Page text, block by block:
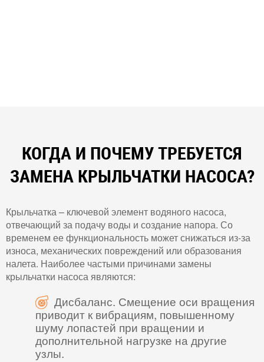
КОГДА И ПОЧЕМУ ТРЕБУЕТСЯ
ЗАМЕНА КРЫЛЬЧАТКИ НАСОСА?
Крыльчатка – ключевой элемент водяного насоса,
отвечающий за подачу воды и создание напора. Со
временем ее функциональность может снижаться из-за
износа, механических повреждений или образования
налета. Наиболее частыми причинами замены
крыльчатки насоса являются:
Дисбаланс. Смещение оси вращения
приводит к вибрациям, повышенному
шуму лопастей при вращении и
дополнительной нагрузке на другие
узлы.